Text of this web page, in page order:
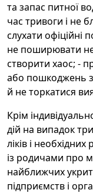
та запас питної
час тривоги і не
слухати офіційні
не поширювати
створити хаос; -
або пошкоджень
й не торкатися
Крім
дій на випадок
ліків і
із родичами про
найближчих
підприємств і